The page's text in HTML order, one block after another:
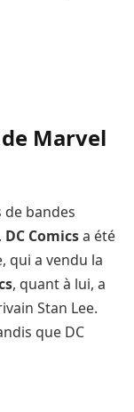
Marvel
de bandes
DC Comicsa été
qui a vendu la
, quant à lui, a
Stan Lee.
que DC